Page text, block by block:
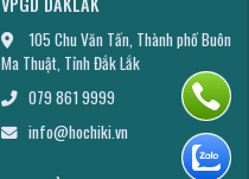
105 Chu Văn Tấn, Thành phố Buôn
Ma Thuật, Tỉnh Đắk Lắk
079 861 9999
info@hochiki.vn